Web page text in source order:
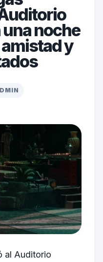
noche
y
al Auditorio